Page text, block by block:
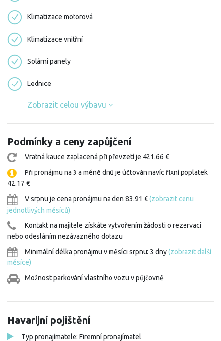
Klimatizace motorová
Klimatizace vnitřní
Solární panely
Lednice
Zobrazit celou výbavu
Podmínky a ceny zapůjčení
Vratná kauce zaplacená při převzetí je 421.66 €
Při pronájmu na 3 a méně dnů je účtován navíc fixní poplatek
42.17 €
V srpnu je cena pronájmu na den 83.91 €(zobrazit cenu
jednotlivých měsíců)
Kontakt na majitele získáte vytvořením žádosti o rezervaci
nebo odesláním nezávazného dotazu
Minimální délka pronájmu v měsíci srpnu: 3 dny(zobrazit další
měsíce)
Možnost parkování vlastního vozu v půjčovně
Havarijní pojištění
Typ pronajímatele: Firemní pronajímatel